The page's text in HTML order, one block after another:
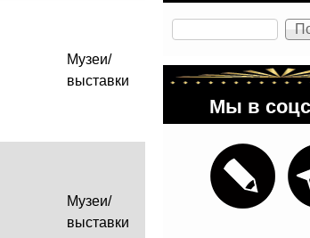
Музеи/
выставки
Музеи/
выставки
Поиск
Мы в